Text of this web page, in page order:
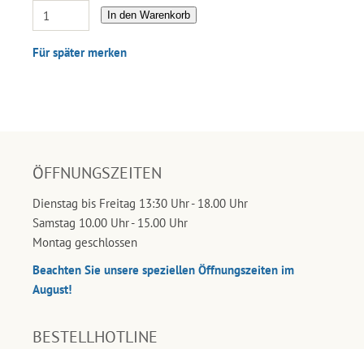
In den Warenkorb
Für später merken
ÖFFNUNGSZEITEN
Dienstag bis Freitag 13:30 Uhr - 18.00 Uhr
Samstag 10.00 Uhr - 15.00 Uhr
Montag geschlossen
Beachten Sie unsere speziellen Öffnungszeiten im
August!
BESTELLHOTLINE